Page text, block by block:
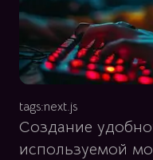
tags:next.js
Создание
используемой